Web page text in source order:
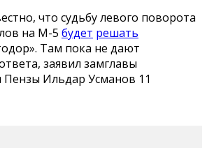
что судьбу левого поворота
на М-5 будет решать
Там пока не дают
заявил замглавы
Ильдар Усманов 11